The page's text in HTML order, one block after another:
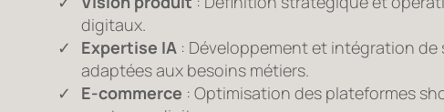
digitaux.
Expertise IA : Développement et intégration de
adaptées aux besoins métiers.
E-commerce : Optimisation des plateformes